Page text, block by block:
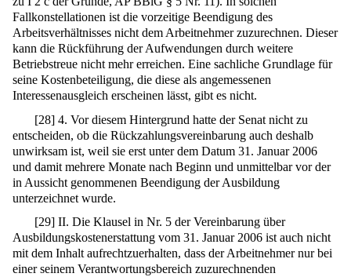
Fallkonstellationen ist die vorzeitige Beendigung des
Arbeitsverhältnisses nicht dem Arbeitnehmer zuzurechnen. Dieser
kann die Rückführung der Aufwendungen durch weitere
Betriebstreue nicht mehr erreichen. Eine sachliche Grundlage für
seine Kostenbeteiligung, die diese als angemessenen
Interessenausgleich erscheinen lässt, gibt es nicht.
[28] 4. Vor diesem Hintergrund hatte der Senat nicht zu
entscheiden, ob die Rückzahlungsvereinbarung auch deshalb
unwirksam ist, weil sie erst unter dem Datum 31. Januar 2006
und damit mehrere Monate nach Beginn und unmittelbar vor der
in Aussicht genommenen Beendigung der Ausbildung
unterzeichnet wurde.
[29] II. Die Klausel in Nr. 5 der Vereinbarung über
Ausbildungskostenerstattung vom 31. Januar 2006 ist auch nicht
mit dem Inhalt aufrechtzuerhalten, dass der Arbeitnehmer nur bei
einer seinem Verantwortungsbereich zuzurechnenden